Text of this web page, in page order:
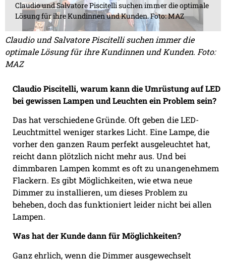
Claudio und Salvatore Piscitelli suchen immer die optimale
Lösung für ihre Kundinnen und Kunden. Foto: MAZ
Claudio und Salvatore Piscitelli suchen immer die
optimale Lösung für ihre Kundinnen und Kunden. Foto:
MAZ
Claudio Piscitelli, warum kann die Umrüstung auf LED
bei gewissen Lampen und Leuchten ein Problem sein?
Das hat verschiedene Gründe. Oft geben die LED-
Leuchtmittel weniger starkes Licht. Eine Lampe, die
vorher den ganzen Raum perfekt ausgeleuchtet hat,
reicht dann plötzlich nicht mehr aus. Und bei
dimmbaren Lampen kommt es oft zu unangenehmem
Flackern. Es gibt Möglichkeiten, wie etwa neue
Dimmer zu installieren, um dieses Problem zu
beheben, doch das funktioniert leider nicht bei allen
Lampen.
Was hat der Kunde dann für Möglichkeiten?
Ganz ehrlich, wenn die Dimmer ausgewechselt